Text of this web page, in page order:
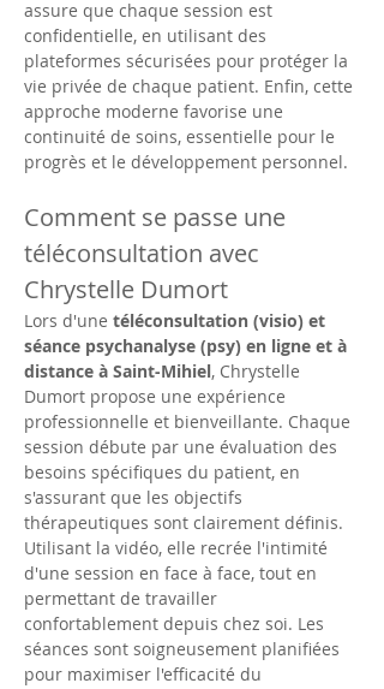
assure que chaque session est
confidentielle, en utilisant des
plateformes sécurisées pour protéger la
vie privée de chaque patient. Enfin, cette
approche moderne favorise une
continuité de soins, essentielle pour le
progrès et le développement personnel.
Comment se passe une
téléconsultation avec
Chrystelle Dumort
Lors d'une téléconsultation (visio) et
séance psychanalyse (psy) en ligne et à
distance à Saint-Mihiel, Chrystelle
Dumort propose une expérience
professionnelle et bienveillante. Chaque
session débute par une évaluation des
besoins spécifiques du patient, en
s'assurant que les objectifs
thérapeutiques sont clairement définis.
Utilisant la vidéo, elle recrée l'intimité
d'une session en face à face, tout en
permettant de travailler
confortablement depuis chez soi. Les
séances sont soigneusement planifiées
pour maximiser l'efficacité du